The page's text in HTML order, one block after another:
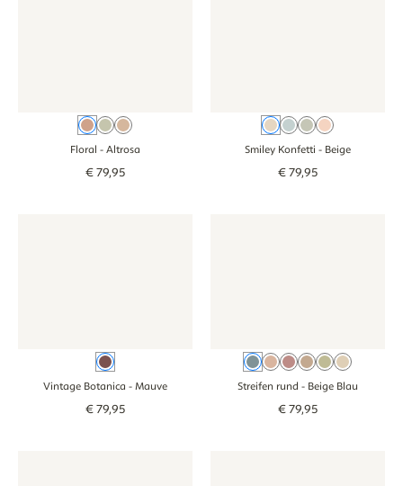
Altrosa
GrünBraun
Floral - Altrosa
€79,95
BeigeBlauw
GroenRosa
Smiley Konfetti - Beige
€79,95
Mauve
Vintage Botanica - Mauve
€79,95
Beige Blau
Oudroze
RosaBraun
GroenBeige
Streifen rund - Beige Blau
€79,95